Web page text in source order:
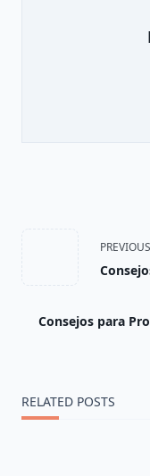
<span
subtitle
reader-
Consejos para
RELATED POSTS